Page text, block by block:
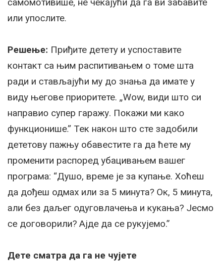
или упослите.
Решење: Приђите детету и успоставите
контакт са њим распитивањем о томе шта
ради и стављајући му до знања да имате у
виду његове приоритете. „Wоw, види што си
направио супер гаражу. Покажи ми како
функционише.” Тек након што сте задобили
дететову пажњу обавестите га да ћете му
променити распоред убацивањем вашег
програма: “Душо, време је за купање. Хоћеш
да дођеш одмах или за 5 минута? Ок, 5 минута,
али без даљег одуговлачења и кукања? Јесмо
се договорили? Ајде да се рукујемо.”
Дете сматра да га не чујете